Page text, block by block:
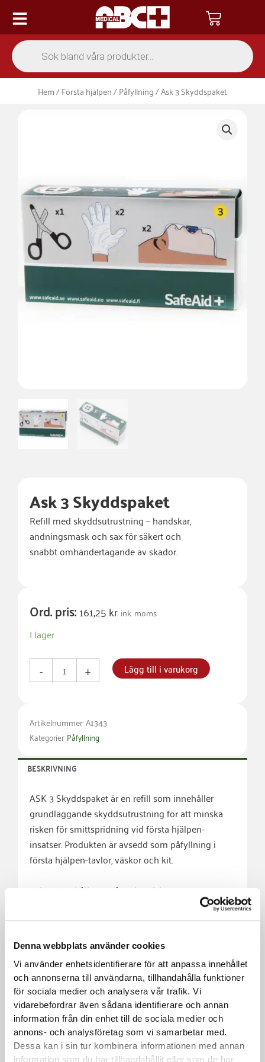
Denna webbplats använder cookies
Vi använder enhetsidentifierare för att anpassa innehållet
och annonserna till användarna, tillhandahålla funktioner
för sociala medier och analysera vår trafik. Vi
vidarebefordrar även sådana identifierare och annan
information från din enhet till de sociala medier och
annons- och analysföretag som vi samarbetar med.
Dessa kan i sin tur kombinera informationen med annan
information som du har tillhandahållit eller som de har
innehåll
Products
search
Hem/Första hjälpen/Påfyllning/ Ask 3 Skyddspaket
Ask 3 Skyddspaket
Refill medskyddsutrustning –handskar,
andningsmaskochsaxförsäkert och
snabbtomhändertagandeavskador.
Ord. pris:161,25kr ink. moms
I lager
-
Ask
Skyddspaket
+ Lägg till i varukorg
Artikelnummer: A1343
Kategorier:Påfyllning
BESKRIVNING
ASK 3Skyddspaketären refillsom innehåller
grundläggandeskyddsutrustningförattminska
riskenförsmittspridningvidförsta hjälpen-
insatser.Produktenäravseddsom påfyllning i
första hjälpen-tavlor,väskoroch kit.
Asken innehåller
engångshandskar,
ien
tydligplastasksomärlättattbytaut.
blödningarellerandrakroppsvätskor,
tillökadsäkerhetbådefördenskadadeochden
somgerhjälp.
Rekommenderasförallaarbetsmiljöerdärförsta
hjälpen-produkteranvänds.